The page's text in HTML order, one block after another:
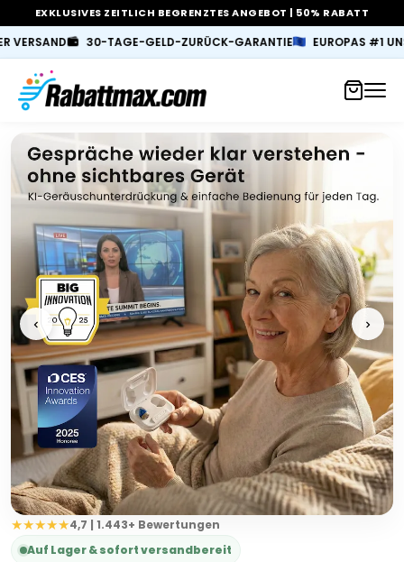
EXKLUSIVES ZEITLICH BEGRENZTES ANGEBOT | 50% RABATT
TAGE-GELD-ZURÜCK-GARANTIE EUROPAS #1 UNSICHTBARES
★★★★★4,7 | 1.443+ Bewertungen
Auf Lager & sofort versandbereit